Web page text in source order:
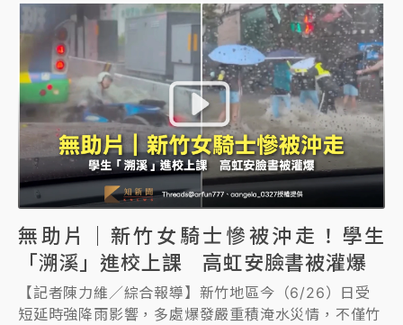
無助片｜新竹女騎士慘被沖走！學生
「溯溪」進校上課 高虹安臉書被灌爆
【記者陳力維／綜合報導】新竹地區今（6/26）日受
短延時強降雨影響，多處爆發嚴重積淹水災情，不僅竹